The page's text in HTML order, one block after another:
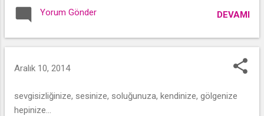
Yorum Gönder DEVAMI
Aralık 10, 2014
sevgisizliğinize, sesinize, soluğunuza, kendinize, gölgenize
hepinize...